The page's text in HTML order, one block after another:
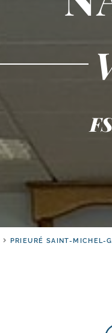
PRIEURÉ SAINT-MICHEL-